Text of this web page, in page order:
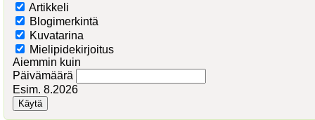
Artikkeli
Blogimerkintä
Kuvatarina
Mielipidekirjoitus
Aiemmin kuin
Päivämäärä
Esim. 8.2026